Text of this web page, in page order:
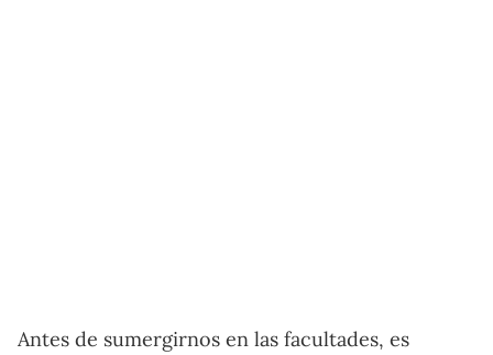
Antes de sumergirnos en las facultades, es